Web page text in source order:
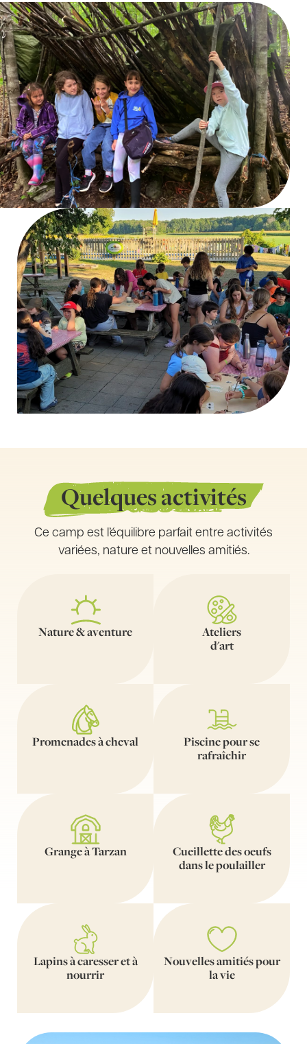
Quelques activités
Ce camp est l’équilibre parfait entre activités
variées, nature et nouvelles amitiés.
Nature & aventure
Ateliers
d'art
Promenades à cheval
Piscine pour se
rafraîchir
Grange à Tarzan
Cueillette des oeufs
dans le poulailler
Lapins à caresser et à
nourrir
Nouvelles amitiés pour
la vie